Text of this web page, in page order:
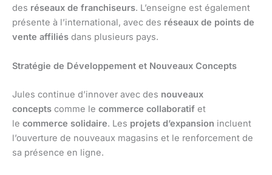
des réseaux de franchiseurs. L’enseigne est également
présente à l’international, avec des réseaux de points de
vente affiliés dans plusieurs pays.
Stratégie de Développement et Nouveaux Concepts
Jules continue d’innover avec des nouveaux
concepts comme le commerce collaboratif et
le commerce solidaire. Les projets d’expansion incluent
l’ouverture de nouveaux magasins et le renforcement de
sa présence en ligne.